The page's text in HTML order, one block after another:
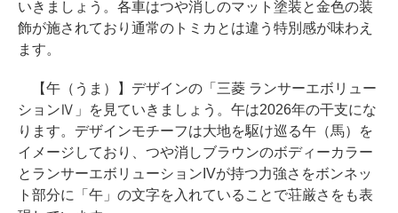
いきましょう。各車はつや消しのマット塗装と金色の装
飾が施されており通常のトミカとは違う特別感が味わえ
ます。
【午（うま）】デザインの「三菱 ランサーエボリュー
ションⅣ」を見ていきましょう。午は2026年の干支にな
ります。デザインモチーフは大地を駆け巡る午（馬）を
イメージしており、つや消しブラウンのボディーカラー
とランサーエボリューションIVが持つ力強さをボンネッ
ト部分に「午」の文字を入れていることで荘厳さをも表